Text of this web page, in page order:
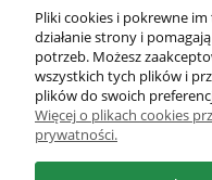
Pliki cookies i pokrewne
działanie strony i
potrzeb. Możesz
wszystkich tych plików i
plików do swoich
Więcej o plikach cookies
prywatności.